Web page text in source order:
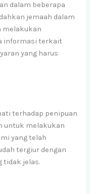
dalam beberapa
jemaah dalam
melakukan
informasi terkait
yang harus
terhadap penipuan
untuk melakukan
yang telah
tergiur dengan
tidak jelas.